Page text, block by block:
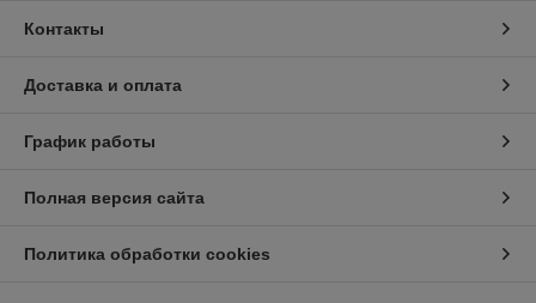
Контакты
Доставка и оплата
График работы
Полная версия сайта
Политика обработки cookies